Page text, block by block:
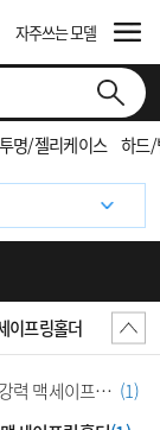
자주쓰는 모델
투명/젤리케이스 하드/
이프링홀더
닥터핏 The 강력 맥세이프링홀더 (1)